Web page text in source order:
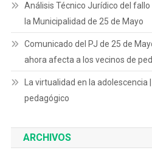
Análisis Técnico Jurídico del
la Municipalidad de 25 de Mayo
Comunicado del PJ de 25 de
ahora afecta a los vecinos de
La virtualidad en la
pedagógico
ARCHIVOS